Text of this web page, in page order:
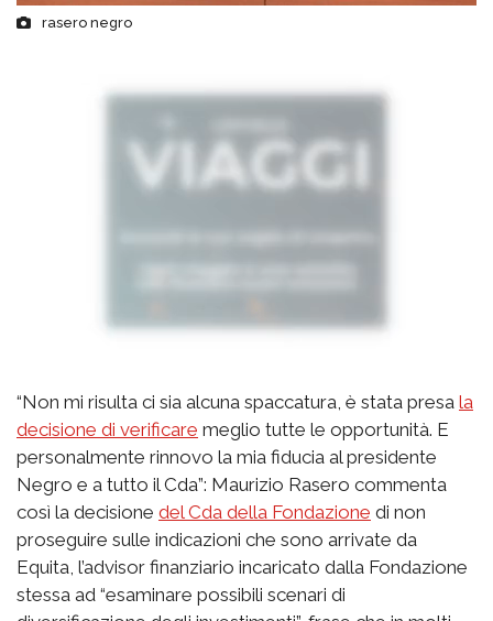
rasero negro
“Non mi risulta ci sia alcuna spaccatura, è stata presa la
decisione di verificare meglio tutte le opportunità. E
personalmente rinnovo la mia fiducia al presidente
Negro e a tutto il Cda”: Maurizio Rasero commenta
così la decisione del Cda della Fondazione di non
proseguire sulle indicazioni che sono arrivate da
Equita, l’advisor finanziario incaricato dalla Fondazione
stessa ad “esaminare possibili scenari di